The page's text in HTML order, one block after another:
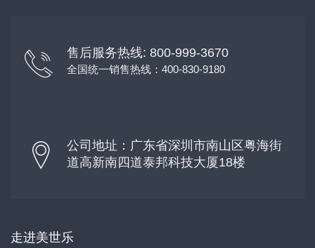
售后服务热线: 800-999-3670
全国统一销售热线：400-830-9180
公司地址：广东省深圳市南山区粤海街
道高新南四道泰邦科技大厦18楼
走进美世乐